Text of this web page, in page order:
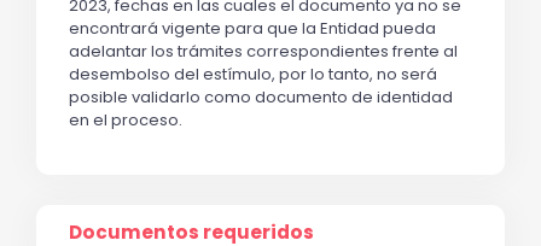
2023, fechas en las cuales el documento ya no se
encontrará vigente para que la Entidad pueda
adelantar los trámites correspondientes frente al
desembolso del estímulo, por lo tanto, no será
posible validarlo como documento de identidad
en el proceso.
Documentos requeridos